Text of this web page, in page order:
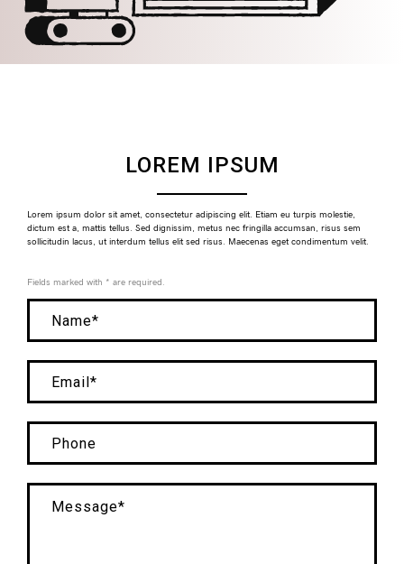
LOREM IPSUM
Lorem ipsum dolor sit amet, consectetur adipiscing elit. Etiam eu turpis molestie,
dictum est a, mattis tellus. Sed dignissim, metus nec fringilla accumsan, risus sem
sollicitudin lacus, ut interdum tellus elit sed risus. Maecenas eget condimentum velit.
Fields marked with * are required.